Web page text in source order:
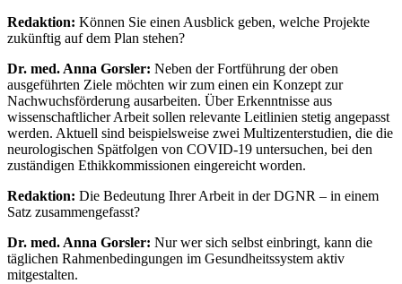
Redaktion: Können Sie einen Ausblick geben, welche Projekte
zukünftig auf dem Plan stehen?
Dr. med. Anna Gorsler: Neben der Fortführung der oben
ausgeführten Ziele möchten wir zum einen ein Konzept zur
Nachwuchsförderung ausarbeiten. Über Erkenntnisse aus
wissenschaftlicher Arbeit sollen relevante Leitlinien stetig angepasst
werden. Aktuell sind beispielsweise zwei Multizenterstudien, die die
neurologischen Spätfolgen von COVID-19 untersuchen, bei den
zuständigen Ethikkommissionen eingereicht worden.
Redaktion: Die Bedeutung Ihrer Arbeit in der DGNR – in einem
Satz zusammengefasst?
Dr. med. Anna Gorsler: Nur wer sich selbst einbringt, kann die
täglichen Rahmenbedingungen im Gesundheitssystem aktiv
mitgestalten.